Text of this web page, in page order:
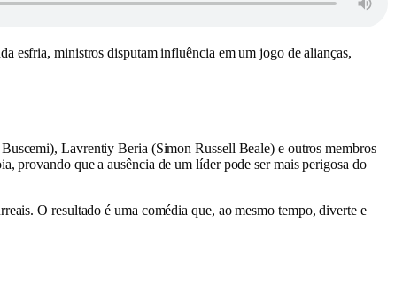
esfria, ministros disputam influência em um jogo de alianças,
Lavrentiy Beria (Simon Russell Beale) e outros membros
provando que a ausência de um líder pode ser mais perigosa do
O resultado é uma comédia que, ao mesmo tempo, diverte e